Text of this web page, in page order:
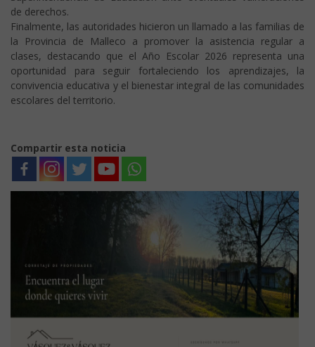
de derechos.
Finalmente, las autoridades hicieron un llamado a las familias de
la Provincia de Malleco a promover la asistencia regular a
clases, destacando que el Año Escolar 2026 representa una
oportunidad para seguir fortaleciendo los aprendizajes, la
convivencia educativa y el bienestar integral de las comunidades
escolares del territorio.
Compartir esta noticia